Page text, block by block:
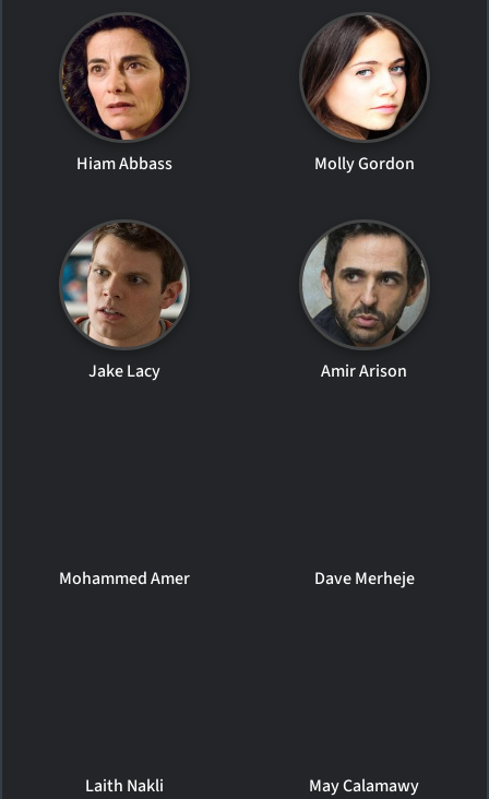
Hiam Abbass Molly Gordon
Jake Lacy Amir Arison
Mohammed Amer Dave Merheje
Laith Nakli May Calamawy